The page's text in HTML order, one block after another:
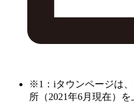
※1：iタウンページは
所（2021年6月現在）